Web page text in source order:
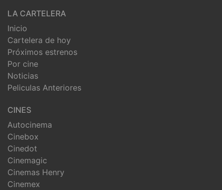
LA CARTELERA
Inicio
Cartelera de hoy
Próximos estrenos
Por cine
Noticias
Peliculas Anteriores
CINES
Autocinema
Cinebox
Cinedot
Cinemagic
Cinemas Henry
Cinemex